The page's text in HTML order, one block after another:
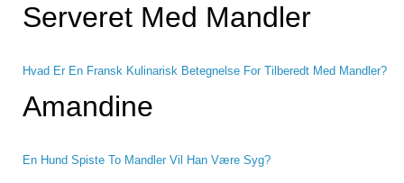
Serveret Med Mandler
Hvad Er En Fransk Kulinarisk Betegnelse For Tilberedt Med Mandler?
Amandine
En Hund Spiste To Mandler Vil Han Være Syg?